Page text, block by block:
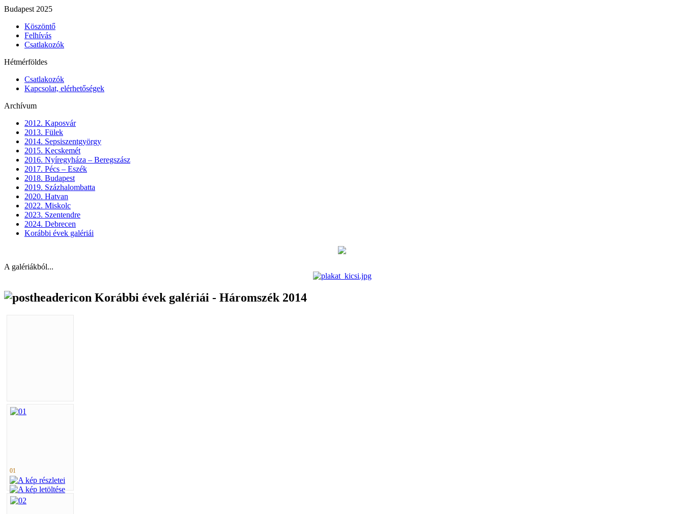
Budapest 2025
Köszöntő
Felhívás
Csatlakozók
Hétmérföldes
Csatlakozók
Kapcsolat, elérhetőségek
Archívum
2012. Kaposvár
2013. Fülek
2014. Sepsiszentgyörgy
2015. Kecskemét
2016. Nyíregyháza – Beregszász
2017. Pécs – Eszék
2018. Budapest
2019. Százhalombatta
2020. Hatvan
2022. Miskolc
2023. Szentendre
2024. Debrecen
Korábbi évek galériái
A galériákból...
Korábbi évek galériái - Háromszék 2014
01